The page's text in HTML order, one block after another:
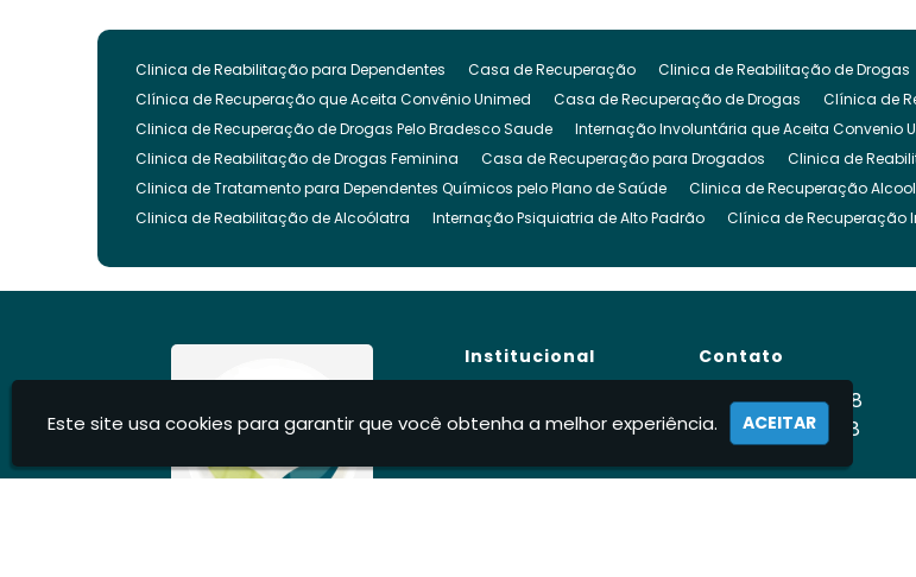
Clinica de Reabilitação para Dependentes Casa de Recuperação Clinica de Reabilitação de Drogas
Clínica de Recuperação que Aceita Convênio Unimed
Casa de Recuperação de Drogas
Clínica de
Clinica de Recuperação de Drogas Pelo Bradesco Saude
Internação Involuntária que Aceita Convenio
Clinica de Reabilitação de Drogas Feminina
Casa de Recuperação para Drogados
Clinica de
Clinica de Tratamento para Dependentes Químicos pelo Plano de Saúde
Clinica de Recuperação
Clinica de Reabilitação de Alcoólatra
Internação Psiquiatria de Alto Padrão Clínica de Recuperação
Clinica para Drogado Clínica para Drogados Clinica
Clinica para
Clinica Internação Drogas
Clinica de Internação para Drogados Clinica para Drogas
Clínica
Internação Involuntária Dependentes Químicos
Internação Involuntária Compulsória
Clínicas de
Institucional
Sobre Nós
Blog
Contato
(11) 99900-2928
(11) 99900-2928
Este site usa cookies para garantir que você obtenha a melhor experiência. ACEITAR